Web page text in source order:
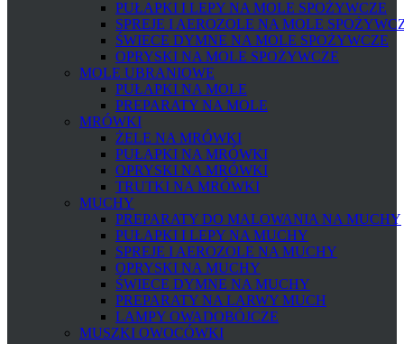
PUŁAPKI I LEPY NA MOLE SPOŻYWCZE
SPREJE I AEROZOLE NA MOLE
ŚWIECE DYMNE NA MOLE SPOŻYWCZE
OPRYSKI NA MOLE SPOŻYWCZE
MOLE UBRANIOWE
PUŁAPKI NA MOLE
PREPARATY NA MOLE
MRÓWKI
ŻELE NA MRÓWKI
PUŁAPKI NA MRÓWKI
OPRYSKI NA MRÓWKI
TRUTKI NA MRÓWKI
MUCHY
PREPARATY DO MALOWANIA NA MUCHY
PUŁAPKI I LEPY NA MUCHY
SPREJE I AEROZOLE NA MUCHY
OPRYSKI NA MUCHY
ŚWIECE DYMNE NA MUCHY
PREPARATY NA LARWY MUCH
LAMPY OWADOBÓJCZE
MUSZKI OWOCÓWKI